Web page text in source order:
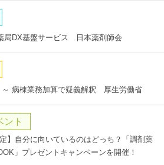
局DX基盤サービス 日本薬剤師会
～ 病棟業務加算で疑義解釈 厚生労働省
ント
】自分に向いているのはどっち？「調剤薬
」プレゼントキャンペーンを開催！